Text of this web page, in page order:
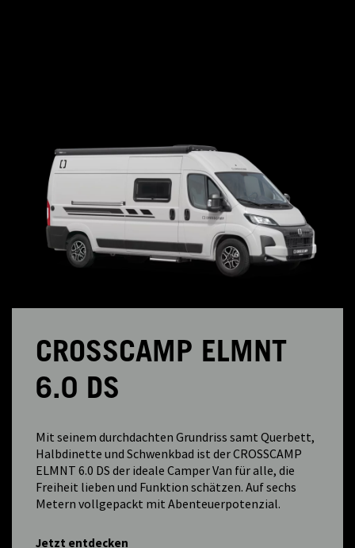
CROSSCAMP ELMNT
6.0 DS
Mit seinem durchdachten Grundriss samt Querbett,
Halbdinette und Schwenkbad ist der CROSSCAMP
ELMNT 6.0 DS der ideale Camper Van für alle, die
Freiheit lieben und Funktion schätzen. Auf sechs
Metern vollgepackt mit Abenteuerpotenzial.
Jetzt entdecken